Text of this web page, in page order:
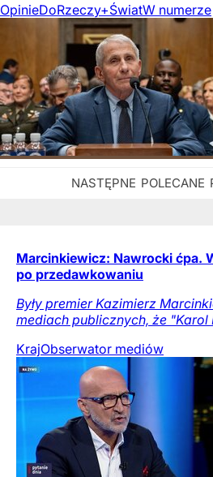
OpinieDoRzeczy+ŚwiatW numerze
Marcinkiewicz: Nawrocki ćpa.
po przedawkowaniu
Były premier Kazimierz
mediach publicznych, że
KrajObserwator mediów